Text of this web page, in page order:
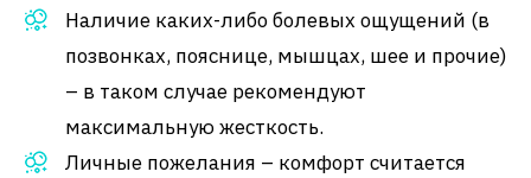
Наличие каких-либо болевых ощущений (в
позвонках, пояснице, мышцах, шее и прочие)
– в таком случае рекомендуют
максимальную жесткость.
Личные пожелания – комфорт считается